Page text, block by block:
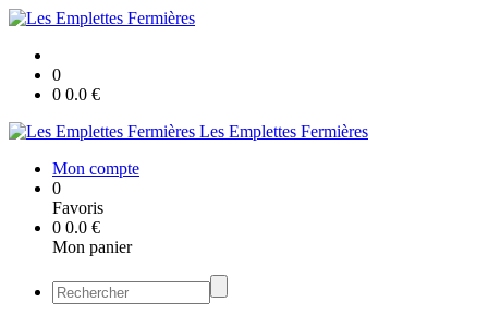
0
0 0.0 €
Les Emplettes Fermières
Mon compte
0
Favoris
0 0.0 €
Mon panier